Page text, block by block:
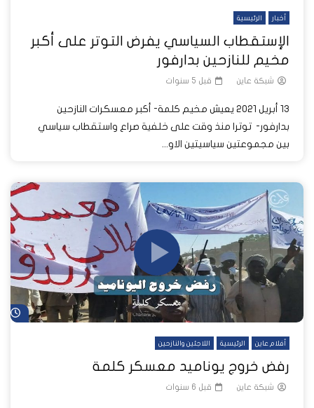
أخبار الرئيسية
الإستقطاب السياسي يفرض التوتر على أكبر
مخيم للنازحين بدارفور
شبكة عاين قبل 5 سنوات
13 أبريل 2021 يعيش مخيم كلمة- أكبر معسكرات النازحين
بدارفور- توترا منذ وقت على خلفية صراع واستقطاب سياسي
بين مجموعتين سياسيتين الاو...
أفلام عاين الرئيسية اللاجئين والنازحين
رفض خروج يوناميد معسكر كلمة
شبكة عاين قبل 6 سنوات